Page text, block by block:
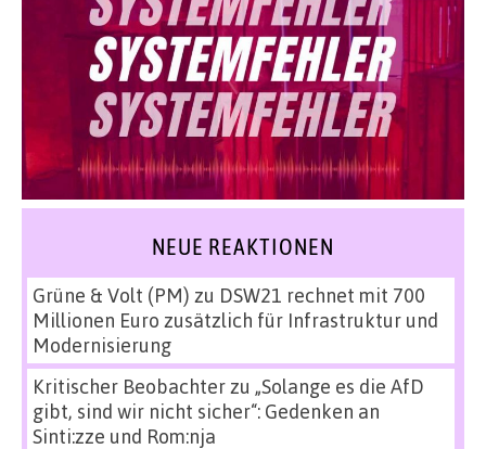
NEUE REAKTIONEN
Grüne & Volt (PM) zu DSW21 rechnet mit 700
Millionen Euro zusätzlich für Infrastruktur und
Modernisierung
Kritischer Beobachterzu „Solange es die AfD
gibt, sind wir nicht sicher“: Gedenken an
Sinti:zze und Rom:nja